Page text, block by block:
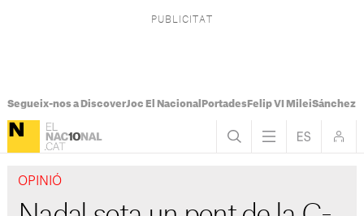
Segueix-nos a DiscoverJoc El Nacional PortadesFelip VI MileiSánchez
OPINIÓ